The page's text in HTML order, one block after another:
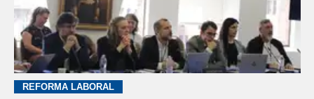
REFORMA LABORAL